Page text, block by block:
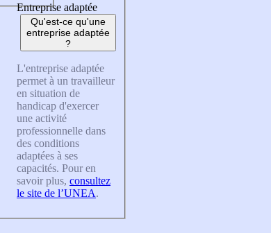
Entreprise adaptée
Qu'est-ce qu'une
entreprise adaptée
?
L'entreprise adaptée
permet à un travailleur
en situation de
handicap d'exercer
une activité
professionnelle dans
des conditions
adaptées à ses
capacités. Pour en
savoir plus, consultez
le site de l’UNEA.